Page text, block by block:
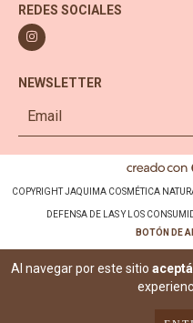
Al navegar por este sitio
REDES SOCIALES
NEWSLETTER
COPYRIGHT JAQUIMA COSMÉTICA
DEFENSA DE LAS Y LOS
BOTÓN DE